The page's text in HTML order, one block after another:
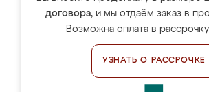
договора, и мы отдаём заказ в
Возможна оплата в
УЗНАТЬ О РАССРОЧКЕ